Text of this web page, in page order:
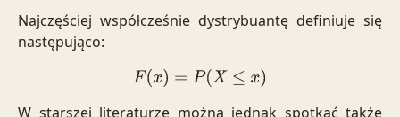
Najczęściej współcześnie dystrybuantę definiuje się
następująco:
F x)=P(X≤x )
W starszej literaturze można jednak spotkać także